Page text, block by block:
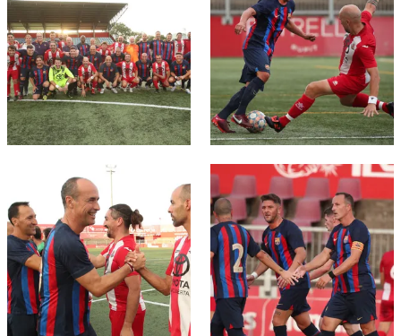
FC Barcelona club badge FC Barcelona club badge